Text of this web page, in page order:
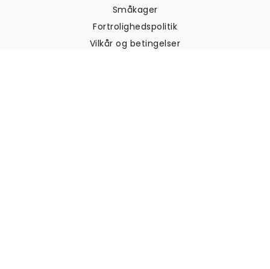
Småkager
Fortrolighedspolitik
Vilkår og betingelser